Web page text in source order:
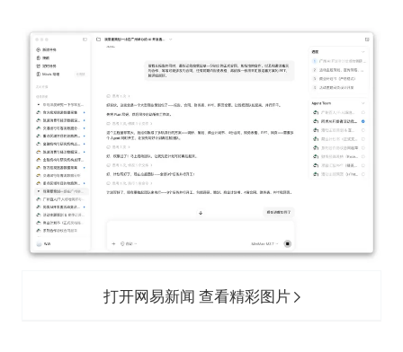
打开网易新闻 查看精彩图片